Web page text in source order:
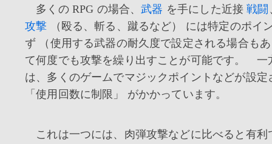
多くの RPG の場合、武器 を手にした近接戦闘
攻撃 （殴る、斬る、蹴るなど） には特定のポイ
ず （使用する武器の耐久度で設定される場合も
て何度でも攻撃を繰り出すことが可能です。 一
は、多くのゲームでマジックポイントなどが設定
「使用回数に制限」 がかかっています。
これは一つには、肉弾攻撃などに比べると有利